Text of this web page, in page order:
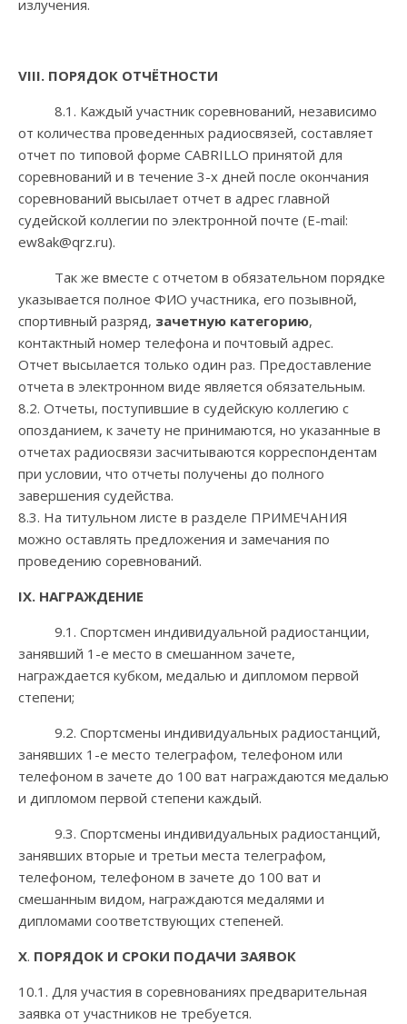
излучения.
VIII. ПОРЯДОК ОТЧЁТНОСТИ
8.1. Каждый участник соревнований, независимо
от количества проведенных радиосвязей, составляет
отчет по типовой форме CABRILLO принятой для
соревнований и в течение 3-х дней после окончания
соревнований высылает отчет в адрес главной
судейской коллегии по электронной почте (E-mail:
ew8ak@qrz.ru).
Так же вместе с отчетом в обязательном порядке
указывается полное ФИО участника, его позывной,
спортивный разряд, зачетную категорию,
контактный номер телефона и почтовый адрес.
Отчет высылается только один раз. Предоставление
отчета в электронном виде является обязательным.
8.2. Отчеты, поступившие в судейскую коллегию с
опозданием, к зачету не принимаются, но указанные в
отчетах радиосвязи засчитываются корреспондентам
при условии, что отчеты получены до полного
завершения судейства.
8.3. На титульном листе в разделе ПРИМЕЧАНИЯ
можно оставлять предложения и замечания по
проведению соревнований.
IX. НАГРАЖДЕНИЕ
9.1. Спортсмен индивидуальной радиостанции,
занявший 1-е место в смешанном зачете,
награждается кубком, медалью и дипломом первой
степени;
9.2. Спортсмены индивидуальных радиостанций,
занявших 1-е место телеграфом, телефоном или
телефоном в зачете до 100 ват награждаются медалью
и дипломом первой степени каждый.
9.3. Спортсмены индивидуальных радиостанций,
занявших вторые и третьи места телеграфом,
телефоном, телефоном в зачете до 100 ват и
смешанным видом, награждаются медалями и
дипломами соответствующих степеней.
X. ПОРЯДОК И СРОКИ ПОДАЧИ ЗАЯВОК
10.1. Для участия в соревнованиях предварительная
заявка от участников не требуется.